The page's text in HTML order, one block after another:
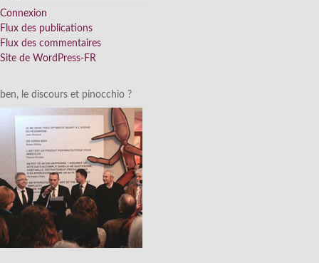
Connexion
Flux des publications
Flux des commentaires
Site de WordPress-FR
ben, le discours et pinocchio ?